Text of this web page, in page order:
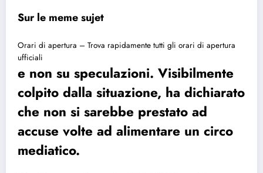
Sur le meme sujet
Orari di apertura – Trova rapidamente tutti gli orari di apertura
ufficiali
e non su speculazioni. Visibilmente
colpito dalla situazione, ha dichiarato
che non si sarebbe prestato ad
accuse volte ad alimentare un circo
mediatico.